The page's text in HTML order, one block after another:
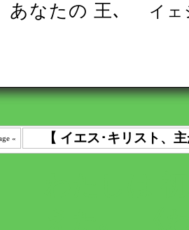
あなたの 王､ イェ
« 【 イエス･キリスト、